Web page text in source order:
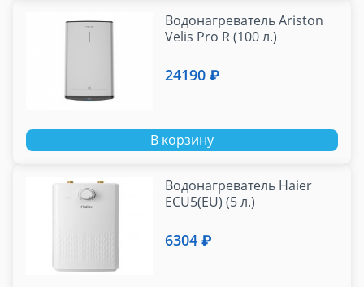
Водонагреватель Ariston
Velis Pro R (100 л.)
24190 ₽
В корзину
Водонагреватель Haier
ECU5(EU) (5 л.)
6304 ₽